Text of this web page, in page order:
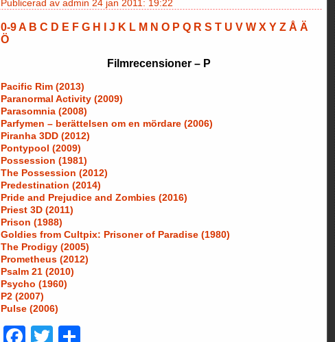
Publicerad av admin 24 jan 2011: 19:22
0-9A B C D E F G H J K L M N O P Q R S T U V W X Y Z Å Ä
Ö
Filmrecensioner – P
Pacific Rim (2013)
Paranormal Activity (2009)
Parasomnia (2008)
Parfymen – berättelsen om en mördare (2006)
Piranha 3DD (2012)
Pontypool (2009)
Possession (1981)
The Possession (2012)
Predestination (2014)
Pride and Prejudice and Zombies (2016)
Priest 3D (2011)
Prison (1988)
Goldies from Cultpix: Prisoner of Paradise (1980)
The Prodigy (2005)
Prometheus (2012)
Psalm 21 (2010)
Psycho (1960)
P2 (2007)
Pulse (2006)
Facebook
Twitter